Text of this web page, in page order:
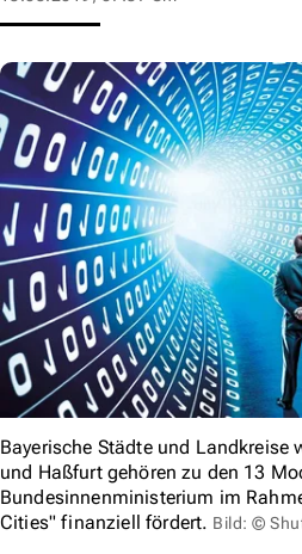
Bayerische Städte und Landkreise
und Haßfurt gehören zu den 13
Bundesinnenministerium im
Cities" finanziell fördert. Bild: ©